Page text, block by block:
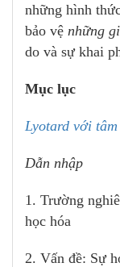
những hình
bảo vệ những
do và sự khai
Mục lục
Lyotard với
Dẫn nhập
1. Trường
học hóa
2. Vấn đề: Sự